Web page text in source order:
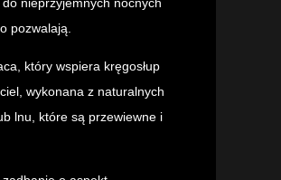
pozwalają.
który wspiera kręgosłup
wykonana z naturalnych
lnu, które są przewiewne i